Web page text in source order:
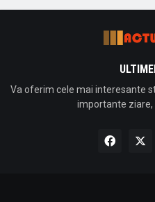
Va oferim cele mai interesante
importante ziare,